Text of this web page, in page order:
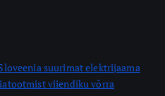
suurimat elektrijaama
viiendiku võrra